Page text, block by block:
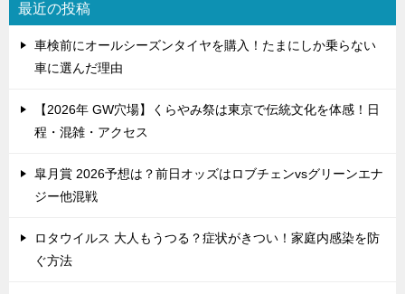
シ
ョ
最近の投稿
車検前にオールシーズンタイヤを購入！たまにしか乗らない
車に選んだ理由
【2026年 GW穴場】くらやみ祭は東京で伝統文化を体感！日
程・混雑・アクセス
皐月賞 2026予想は？前日オッズはロブチェンvsグリーンエナ
ジー他混戦
ロタウイルス 大人もうつる？症状がきつい！家庭内感染を防
ぐ方法